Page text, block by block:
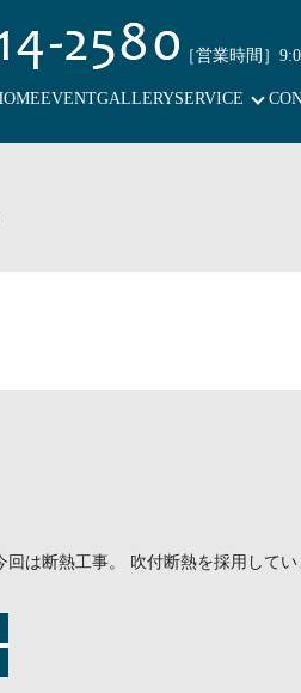
EVENTGALLERYSERVICE
［営業時間］
は断熱工事。 吹付断熱を採用して